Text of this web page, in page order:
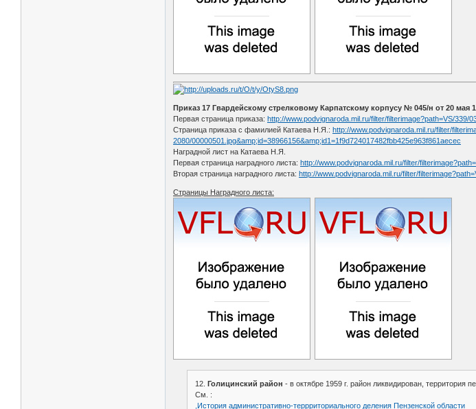
Приказ 17 Гвардейскому стрелковому Карпатскому корпусу № 045/н от 20 мая
Первая страница приказа:http://www.podvignaroda.mil.ru/filter/filterimage?path=VS/339/
Страница приказа с фамилией Катаева Н.Я.:http://www.podvignaroda.mil.ru/filter/
2080/00000501.jpg&amp;id=38966156&amp;id1=1f9d724017482fbb425e963f861aecec
Наградной лист на Катаева Н.Я.
Первая страница наградного листа:http://www.podvignaroda.mil.ru/filter/
Вторая страница наградного листа:http://www.podvignaroda.mil.ru/filter/
Страницы Наградного листа:
12. Голицинский район - в октябре 1959 г. район ликвидирован,
См. :
,История административно-террриториального деления Пензенской области